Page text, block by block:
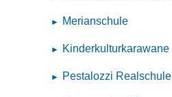
Merianschule
Kinderkulturkarawane
Pestalozzi Realschule